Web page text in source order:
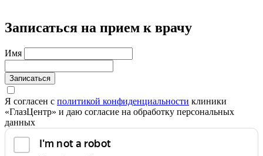
Записаться на прием к врачу
Имя
Записаться
Я согласен с политикой конфиденциальности клиники
«ГлазЦентр» и даю согласие на обработку персональных
данных